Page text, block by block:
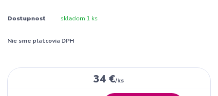
Dostupnosť skladom 1 ks
Nie sme platcovia DPH
34 €/ks